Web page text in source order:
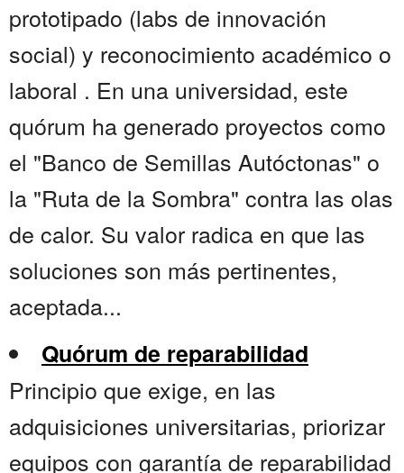
prototipado (labs de innovación
social) y reconocimiento académico o
laboral . En una universidad, este
quórum ha generado proyectos como
el "Banco de Semillas Autóctonas" o
la "Ruta de la Sombra" contra las olas
de calor. Su valor radica en que las
soluciones son más pertinentes,
aceptada...
Quórum de reparabilidad
Principio que exige, en las
adquisiciones universitarias, priorizar
equipos con garantía de reparabilidad